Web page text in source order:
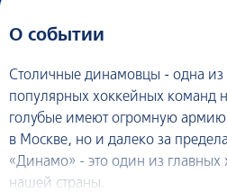
О событии
Столичные динамовцы - одна из
популярных xoккeйных команд
голубые имеют огромную
в Москве, но и далеко за
«Динамо» - это один из
нашей страны.